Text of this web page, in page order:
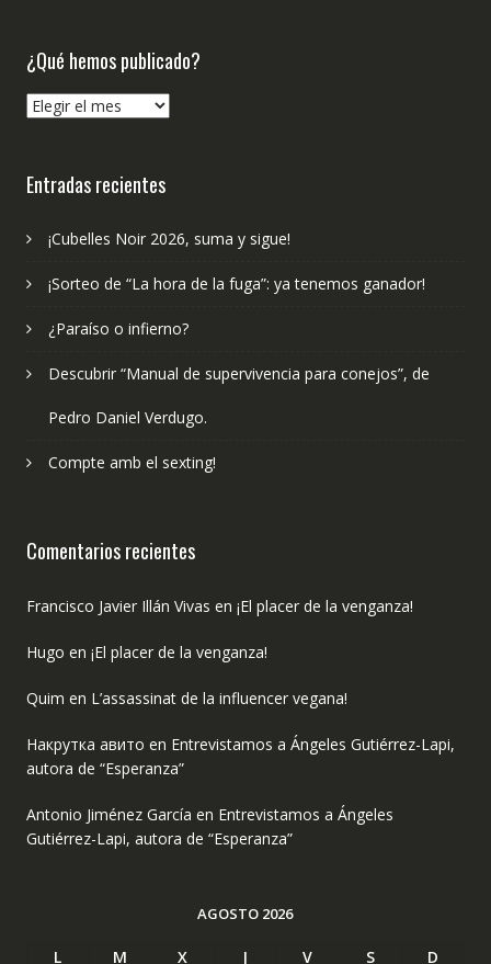
¿Qué hemos publicado?
¿Qué
Entradas recientes
¡Cubelles Noir 2026, suma y sigue!
¡Sorteo de “La hora de la fuga”: ya tenemos ganador!
¿Paraíso o infierno?
Descubrir “Manual de supervivencia para conejos”, de
Pedro Daniel Verdugo.
Compte amb el sexting!
Comentarios recientes
Francisco Javier Illán Vivas en ¡El placer de la venganza!
Hugo en ¡El placer de la venganza!
Quim en L’assassinat de la influencer vegana!
Накрутка авито en Entrevistamos a Ángeles Gutiérrez-Lapi,
autora de “Esperanza”
Antonio Jiménez García en Entrevistamos a Ángeles
Gutiérrez-Lapi, autora de “Esperanza”
AGOSTO 2026
L M X J V S D